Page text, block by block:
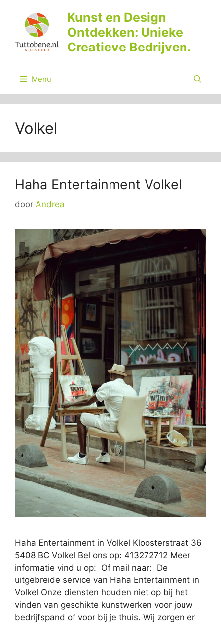
inhoud
Kunst en Design
Ontdekken: Unieke
Creatieve Bedrijven.
Menu
Volkel
Haha Entertainment Volkel
door Andrea
Haha Entertainment in Volkel Kloosterstraat 36
5408 BC Volkel Bel ons op: 413272712 Meer
informatie vind u op: Of mail naar: De
uitgebreide service van Haha Entertainment in
Volkel Onze diensten houden niet op bij het
vinden van geschikte kunstwerken voor jouw
bedrijfspand of voor bij je thuis. Wij zorgen er